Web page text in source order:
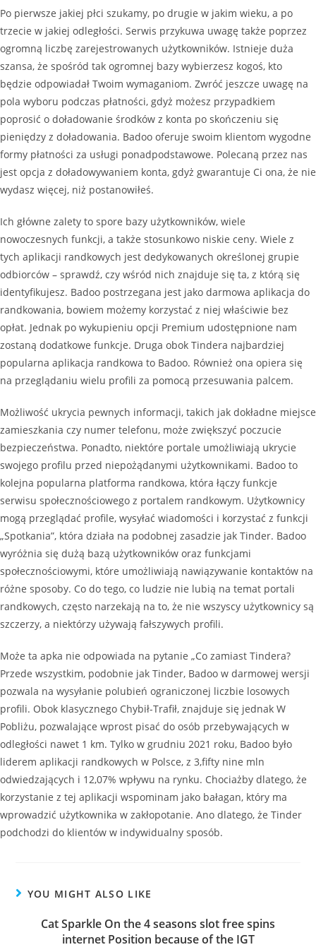
Po pierwsze jakiej płci szukamy, po drugie w jakim wieku, a po
trzecie w jakiej odległości. Serwis przykuwa uwagę także poprzez
ogromną liczbę zarejestrowanych użytkowników. Istnieje duża
szansa, że spośród tak ogromnej bazy wybierzesz kogoś, kto
będzie odpowiadał Twoim wymaganiom. Zwróć jeszcze uwagę na
pola wyboru podczas płatności, gdyż możesz przypadkiem
poprosić o doładowanie środków z konta po skończeniu się
pieniędzy z doładowania. Badoo oferuje swoim klientom wygodne
formy płatności za usługi ponadpodstawowe. Polecaną przez nas
jest opcja z doładowywaniem konta, gdyż gwarantuje Ci ona, że nie
wydasz więcej, niż postanowiłeś.
Ich główne zalety to spore bazy użytkowników, wiele
nowoczesnych funkcji, a także stosunkowo niskie ceny. Wiele z
tych aplikacji randkowych jest dedykowanych określonej grupie
odbiorców – sprawdź, czy wśród nich znajduje się ta, z którą się
identyfikujesz. Badoo postrzegana jest jako darmowa aplikacja do
randkowania, bowiem możemy korzystać z niej właściwie bez
opłat. Jednak po wykupieniu opcji Premium udostępnione nam
zostaną dodatkowe funkcje. Druga obok Tindera najbardziej
popularna aplikacja randkowa to Badoo. Również ona opiera się
na przeglądaniu wielu profili za pomocą przesuwania palcem.
Możliwość ukrycia pewnych informacji, takich jak dokładne miejsce
zamieszkania czy numer telefonu, może zwiększyć poczucie
bezpieczeństwa. Ponadto, niektóre portale umożliwiają ukrycie
swojego profilu przed niepożądanymi użytkownikami. Badoo to
kolejna popularna platforma randkowa, która łączy funkcje
serwisu społecznościowego z portalem randkowym. Użytkownicy
mogą przeglądać profile, wysyłać wiadomości i korzystać z funkcji
„Spotkania”, która działa na podobnej zasadzie jak Tinder. Badoo
wyróżnia się dużą bazą użytkowników oraz funkcjami
społecznościowymi, które umożliwiają nawiązywanie kontaktów na
różne sposoby. Co do tego, co ludzie nie lubią na temat portali
randkowych, często narzekają na to, że nie wszyscy użytkownicy są
szczerzy, a niektórzy używają fałszywych profili.
Może ta apka nie odpowiada na pytanie „Co zamiast Tindera?
Przede wszystkim, podobnie jak Tinder, Badoo w darmowej wersji
pozwala na wysyłanie polubień ograniczonej liczbie losowych
profili. Obok klasycznego Chybił-Trafił, znajduje się jednak W
Pobliżu, pozwalające wprost pisać do osób przebywających w
odległości nawet 1 km. Tylko w grudniu 2021 roku, Badoo było
liderem aplikacji randkowych w Polsce, z 3,fifty nine mln
odwiedzających i 12,07% wpływu na rynku. Chociażby dlatego, że
korzystanie z tej aplikacji wspominam jako bałagan, który ma
wprowadzić użytkownika w zakłopotanie. Ano dlatego, że Tinder
podchodzi do klientów w indywidualny sposób.
YOU MIGHT ALSO LIKE
Cat Sparkle On the 4 seasons slot free spins
internet Position because of the IGT